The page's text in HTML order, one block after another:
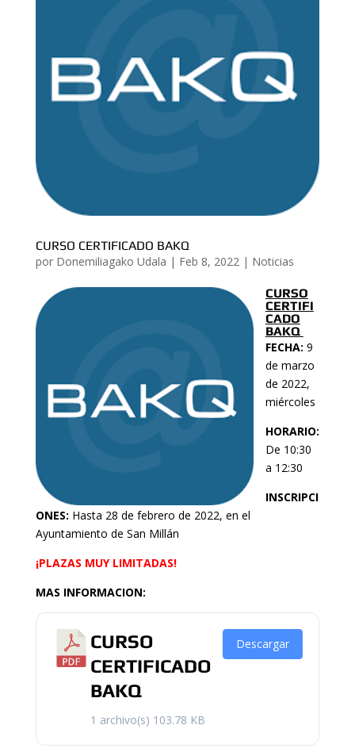
CURSO CERTIFICADO BAKQ
por Donemiliagako Udala | Feb 8, 2022 | Noticias
CURSO
CERTIFI
CADO
BAKQ
FECHA: 9
de marzo
de 2022,
miércoles
HORARIO:
De 10:30
a 12:30
INSCRIPCI
ONES: Hasta 28 de febrero de 2022, en el
Ayuntamiento de San Millán
¡PLAZAS MUY LIMITADAS!
MAS INFORMACION:
CURSO
CERTIFICADO
BAKQ
1 archivo(s) 103.78 KB
Descargar